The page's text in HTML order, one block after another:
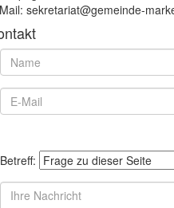
sekretariat@gemeinde-
Betreff: